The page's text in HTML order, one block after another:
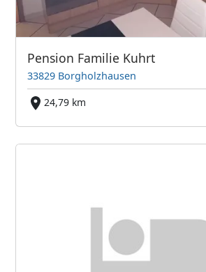
Pension Familie Kuhrt
33829 Borgholzhausen
24,79 km